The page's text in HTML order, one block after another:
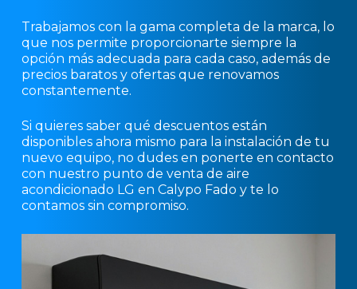
Trabajamos con la gama completa de la marca, lo
que nos permite proporcionarte siempre la
opción más adecuada para cada caso, además de
precios baratos y ofertas que renovamos
constantemente.
Si quieres saber qué descuentos están
disponibles ahora mismo para la instalación de tu
nuevo equipo, no dudes en ponerte en contacto
con nuestro punto de venta de aire
acondicionado LG en Calypo Fado y te lo
contamos sin compromiso.